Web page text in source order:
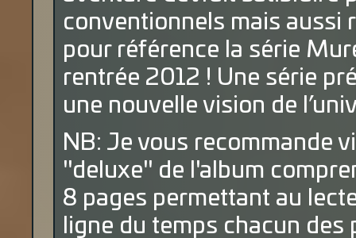
conventionnels mais aussi
pour référence la série
rentrée 2012 ! Une série
une nouvelle vision de
NB: Je vous recommande
"deluxe" de l'album
8 pages permettant au
ligne du temps chacun